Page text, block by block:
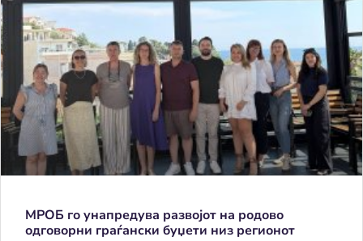
МРОБ го унапредува развојот на родово
одговорни граѓански буџети низ регионот